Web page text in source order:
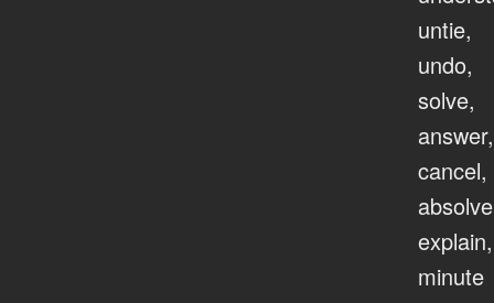
untie,
undo,
solve,
answer,
cancel,
explain,
minute